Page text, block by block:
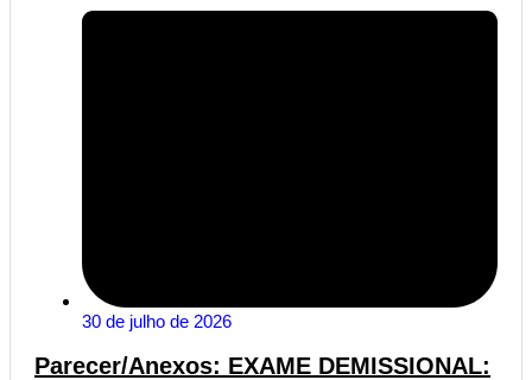
30 de julho de 2026
Parecer/Anexos: EXAME DEMISSIONAL: